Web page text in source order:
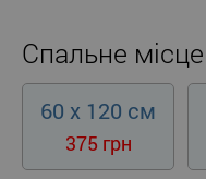
Спальне місце
60 x 120 см
375 грн